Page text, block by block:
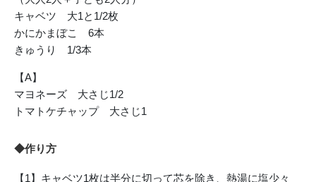
キャベツ 大1と1/2枚
かにかまぼこ 6本
きゅうり 1/3本
【A】
マヨネーズ 大さじ1/2
トマトケチャップ 大さじ1
◆作り方
【1】キャベツ1枚は半分に切って芯を除き、熱湯に塩少々